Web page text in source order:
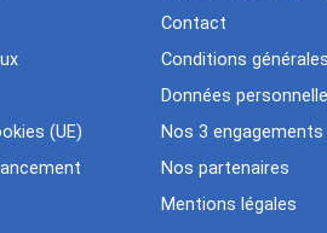
(UE)
Contact
Conditions
Données
Nos 3 engagements
Nos partenaires
Mentions légales